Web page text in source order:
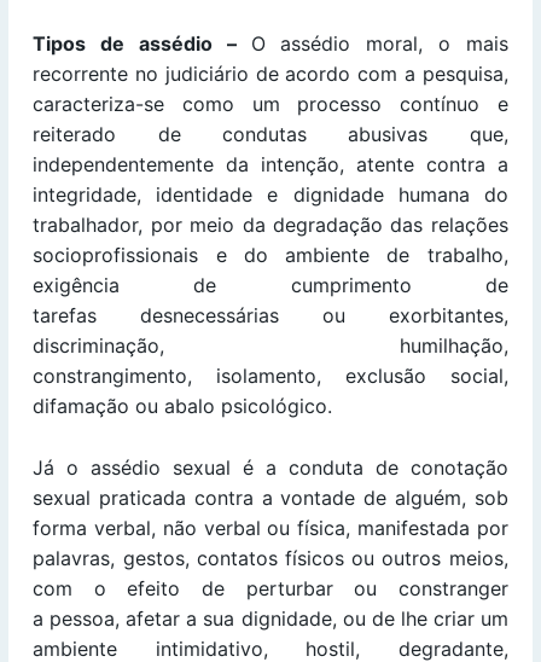
Tipos de assédio – O assédio moral, o mais
recorrente no judiciário de acordo com a pesquisa,
caracteriza-se como um processo contínuo e
reiterado de condutas abusivas que,
independentemente da intenção, atente contra a
integridade, identidade e dignidade humana do
trabalhador, por meio da degradação das relações
socioprofissionais e do ambiente de trabalho,
exigência de cumprimento de
tarefas desnecessárias ou exorbitantes,
discriminação, humilhação,
constrangimento, isolamento, exclusão social,
difamação ou abalo psicológico.
Já o assédio sexual é a conduta de conotação
sexual praticada contra a vontade de alguém, sob
forma verbal, não verbal ou física, manifestada por
palavras, gestos, contatos físicos ou outros meios,
com o efeito de perturbar ou constranger
a pessoa, afetar a sua dignidade, ou de lhe criar um
ambiente intimidativo, hostil, degradante,